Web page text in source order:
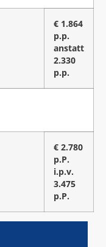
€ 1.864
p.p.
anstatt
2.330
p.p.
€ 2.780
p.P.
i.p.v.
3.475
p.P.